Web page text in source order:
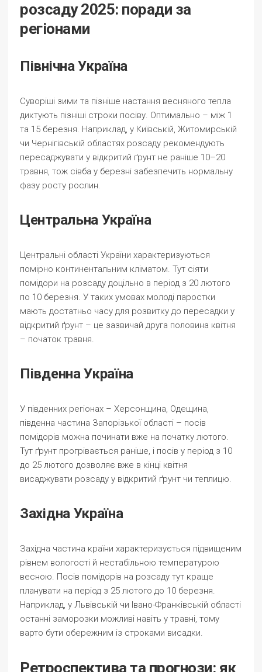
розсаду 2025: поради за
регіонами
Північна Україна
Суворіші зими та пізніше настання весняного тепла
диктують пізніші строки посіву. Оптимально – між 1
та 15 березня. Наприклад, у Київській, Житомирській
чи Чернігівській областях розсаду рекомендують
пересаджувати у відкритий ґрунт не раніше 10–20
травня, тож сівба у березні забезпечить нормальну
фазу росту рослин.
Центральна Україна
Центральні області України характеризуються
помірно континентальним кліматом. Тут сіяти
помідори на розсаду доцільно в період з 20 лютого
по 10 березня. У таких умовах молоді паростки
мають достатньо часу для розвитку до пересадки у
відкритий ґрунт – це зазвичай друга половина квітня
– початок травня.
Південна Україна
У південних регіонах – Херсонщина, Одещина,
південна частина Запорізької області – посів
помідорів можна починати вже на початку лютого.
Тут ґрунт прогрівається раніше, і посів у період з 10
до 25 лютого дозволяє вже в кінці квітня
висаджувати розсаду у відкритий ґрунт чи теплицю.
Західна Україна
Західна частина країни характеризується підвищеним
рівнем вологості й нестабільною температурою
весною. Посів помідорів на розсаду тут краще
планувати на період з 25 лютого до 10 березня.
Наприклад, у Львівській чи Івано-Франківській області
останні заморозки можливі навіть у травні, тому
варто бути обережним із строками висадки.
Ретроспектива та прогнози: як